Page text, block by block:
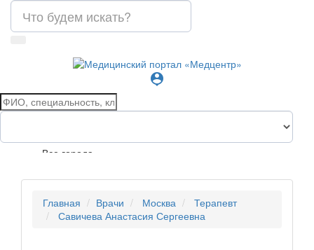
person_pin
Все города
Главная Врачи Москва
Терапевт
Савичева Анастасия Сергеевна